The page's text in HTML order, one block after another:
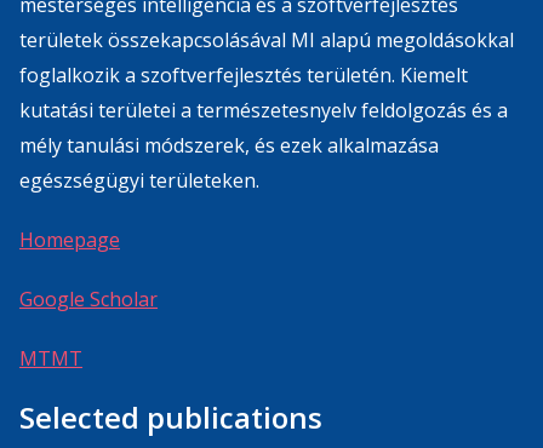
területek összekapcsolásával MI alapú megoldásokkal
foglalkozik a szoftverfejlesztés területén. Kiemelt
kutatási területei a természetesnyelv feldolgozás és a
mély tanulási módszerek, és ezek alkalmazása
egészségügyi területeken.
Homepage
Google Scholar
MTMT
Selected publications